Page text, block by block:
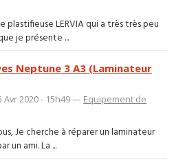
plastifieuse LERVIA qui a très très peu
je présente ...
Neptune 3 A3 (Laminateur
Avr 2020 - 15h49 — Equipement de
Je cherche à réparer un laminateur
un ami. La ...